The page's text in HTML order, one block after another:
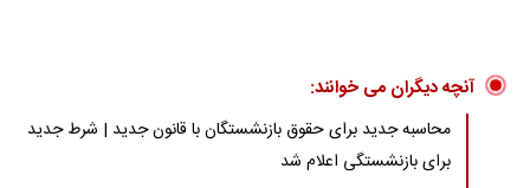
آنچه دیگران می خوانند:
محاسبه جدید برای حقوق بازنشستگان با قانون جدید | شرط جدید
برای بازنشستگی اعلام شد